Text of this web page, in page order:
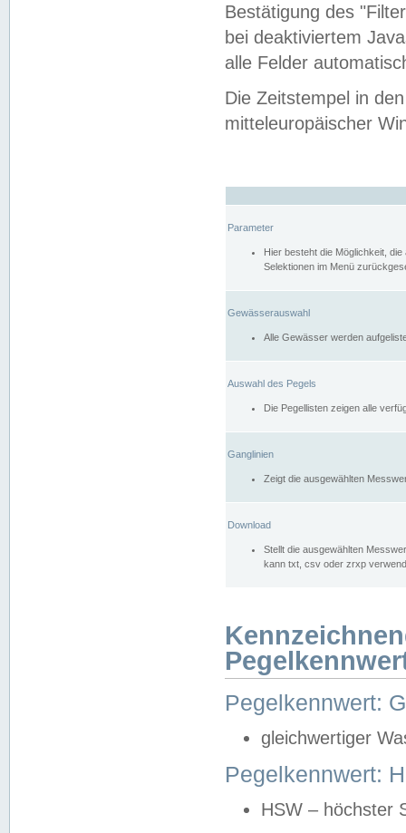
Bestätigung des
bei deaktiviertem
alle Felder
Die Zeitstempel in
mitteleuropäischer
Parameter
Hier besteht die Möglichkeit,
Selektionen im Menü
Gewässerauswahl
Alle Gewässer werden
Auswahl des Pegels
Die Pegellisten zeigen alle
Ganglinien
Zeigt die ausgewählten
Download
Stellt die ausgewählten
kann txt, csv oder zrxp
Pegelkennwert:
gleichwertiger
Pegelkennwert:
HSW – höchster